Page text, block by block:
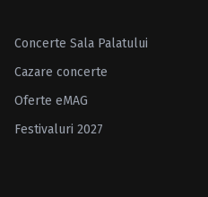
Concerte Sala Palatului
Cazare concerte
Oferte eMAG
Festivaluri 2027